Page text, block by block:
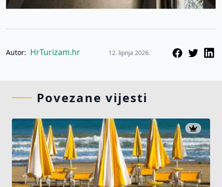
Autor: HrTurizam.hr 12. lipnja 2026.
Povezane vijesti